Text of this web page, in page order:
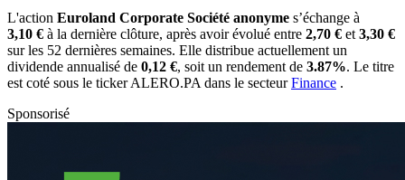
L'action Euroland Corporate Société anonyme s’échange à
3,10 € à la dernière clôture, après avoir évolué entre 2,70 € et 3,30 €
sur les 52 dernières semaines. Elle distribue actuellement un
dividende annualisé de 0,12 €, soit un rendement de 3.87%. Le titre
est coté sous le tickerALERO.PA dans le secteurFinance .
Sponsorisé